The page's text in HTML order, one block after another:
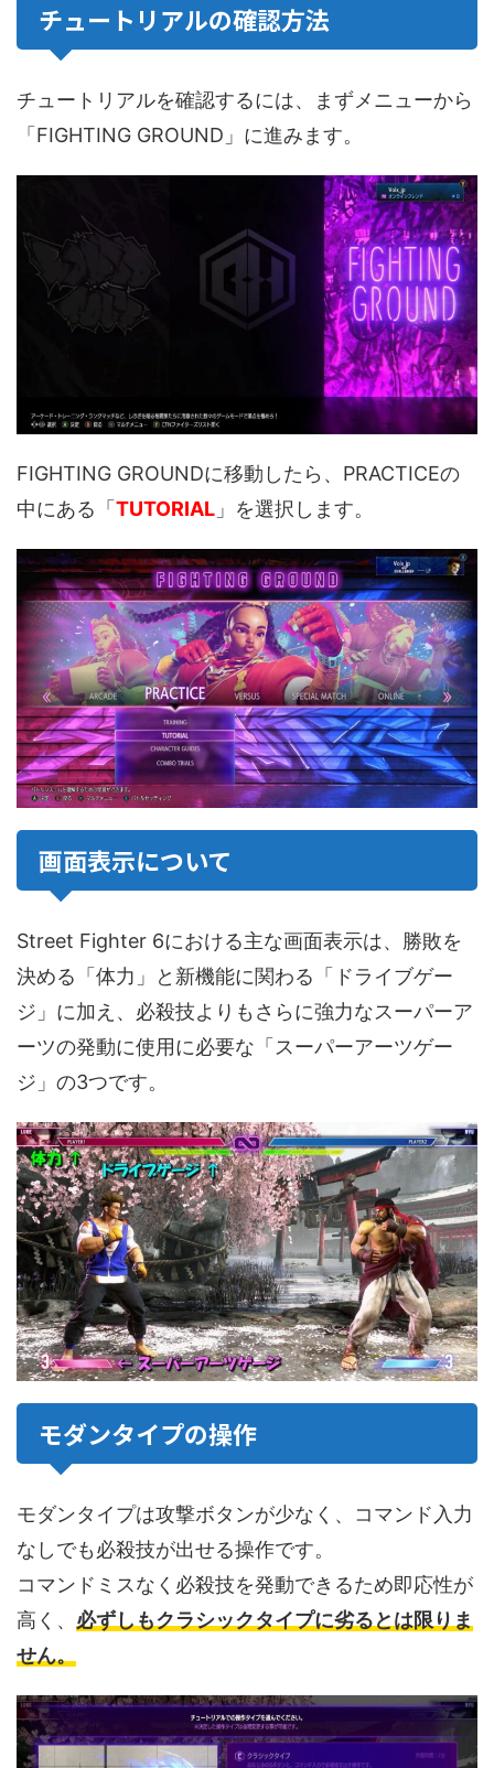
チュートリアルの確認方法
チュートリアルを確認するには、まずメニューから
「FIGHTING GROUND」に進みます。
FIGHTING GROUNDに移動したら、PRACTICEの
中にある「 TUTORIAL 」を選択します。
画面表示について
Street Fighter 6における主な画面表示は、勝敗を
決める「体力」と新機能に関わる「ドライブゲー
ジ」に加え、必殺技よりもさらに強力なスーパーア
ーツの発動に使用に必要な「スーパーアーツゲー
ジ」の3つです。
モダンタイプの操作
モダンタイプは攻撃ボタンが少なく、コマンド入力
なしでも必殺技が出せる操作です。
コマンドミスなく必殺技を発動できるため即応性が
高く、 必ずしもクラシックタイプに劣るとは限りま
せん。